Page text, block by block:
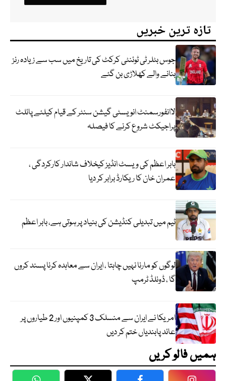
تازہ ترین خبریں
جوس بٹلر ٹی ٹوئنٹی کرکٹ کی تاریخ میں سب سے زیادہ رنز
بنانے والے کھلاڑی بن گئے
لاانفورسمنٹ انویسٹی گیشن سنٹر کے قیام کیلئے پائلٹ
پراجیکٹ شروع کرنے کا فیصلہ
بابر اعظم کی ویسٹ انڈیز کیخلاف شاندار کارکردگی ،
عمران خان کا ریکارڈ برابر کر دیا
ٹیم میں تبدیلی کنڈیشن کی بنیاد پر ہوتی ہے، بابر اعظم
لوگوں کو مارنا نہیں چاہتا ، ایران سے معاہدہ کرنا پسند کروں
گا ، ڈونلڈ ٹرمپ
امریکا نے ایران سے منسلک 3 کمپنیوں اور 2 طیاروں پر
عائد پابندیاں ختم کر دیں
ہمیں فالو کریں